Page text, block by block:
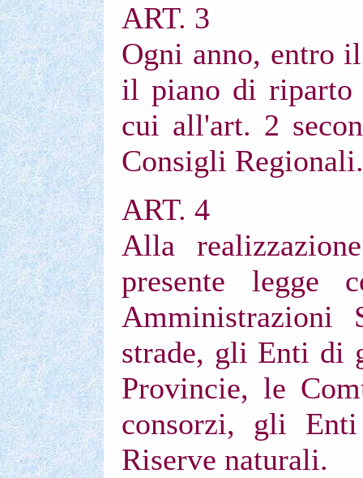
ART. 3
Ogni anno, entro
il piano di riparto
cui all'art. 2
Consigli Regionali.
ART. 4
Alla
presente legge
Amministrazioni
strade, gli Enti di
Provincie, le
consorzi, gli
Riserve naturali.